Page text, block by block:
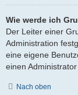
Wie werde ich
Der Leiter einer
Administration
eine eigene
einen Administrator
Nach oben